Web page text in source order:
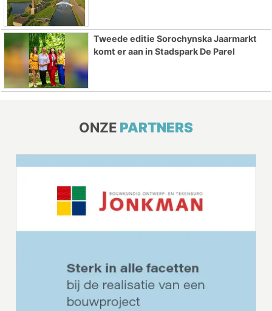
Tweede editie Sorochynska Jaarmarkt
komt er aan in Stadspark De Parel
ONZE PARTNERS